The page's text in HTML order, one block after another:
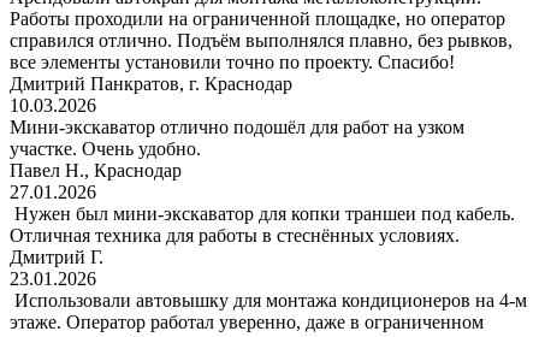
Работы проходили на ограниченной площадке, но оператор
справился отлично. Подъём выполнялся плавно, без рывков,
все элементы установили точно по проекту. Спасибо!
Дмитрий Панкратов, г. Краснодар
10.03.2026
Мини-экскаватор отлично подошёл для работ на узком
участке. Очень удобно.
Павел Н., Краснодар
27.01.2026
Нужен был мини-экскаватор для копки траншеи под кабель.
Отличная техника для работы в стеснённых условиях.
Дмитрий Г.
23.01.2026
Использовали автовышку для монтажа кондиционеров на 4-м
этаже. Оператор работал уверенно, даже в ограниченном